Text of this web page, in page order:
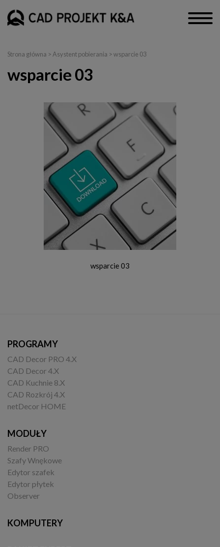
Strona główna > Asystent pobierania > wsparcie 03
wsparcie 03
wsparcie 03
PROGRAMY
CAD Decor PRO 4.X
CAD Decor 4.X
CAD Kuchnie 8.X
CAD Rozkrój 4.X
netDecor HOME
MODUŁY
Render PRO
Szafy Wnękowe
Edytor szafek
Edytor płytek
Observer
KOMPUTERY